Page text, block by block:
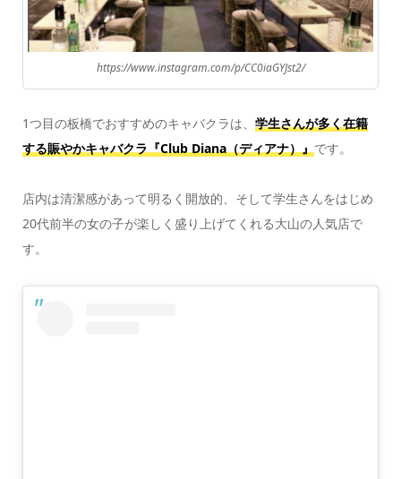
https://www.instagram.com/p/CC0iaGYJst2/
1つ目の板橋でおすすめのキャバクラは、 学生さんが多く在籍
する賑やかキャバクラ『Club Diana（ディアナ）』です。
店内は清潔感があって明るく開放的、そして学生さんをはじめ
20代前半の女の子が楽しく盛り上げてくれる大山の人気店で
す。